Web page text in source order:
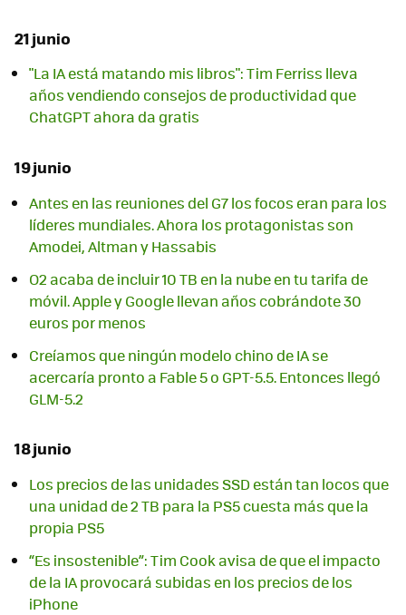
21 junio
"La IA está matando mis libros": Tim Ferriss lleva
años vendiendo consejos de productividad que
ChatGPT ahora da gratis
19 junio
Antes en las reuniones del G7 los focos eran para los
líderes mundiales. Ahora los protagonistas son
Amodei, Altman y Hassabis
O2 acaba de incluir 10 TB en la nube en tu tarifa de
móvil. Apple y Google llevan años cobrándote 30
euros por menos
Creíamos que ningún modelo chino de IA se
acercaría pronto a Fable 5 o GPT-5.5. Entonces llegó
GLM-5.2
18 junio
Los precios de las unidades SSD están tan locos que
una unidad de 2 TB para la PS5 cuesta más que la
propia PS5
“Es insostenible”: Tim Cook avisa de que el impacto
de la IA provocará subidas en los precios de los
iPhone